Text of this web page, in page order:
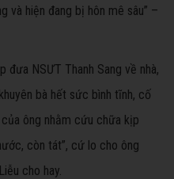
và hiện đang bị hôn mê sâu” –
đưa NSƯT Thanh Sang về nhà,
bà hết sức bình tĩnh, cố
ông nhằm cứu chữa kịp
còn tát”, cứ lo cho ông
cho hay.